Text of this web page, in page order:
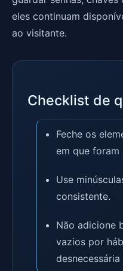
eles continuam
ao visitante.
Checklist de
Feche os
em que foram
Use
consistente.
Não adicione
vazios por
desnecessária